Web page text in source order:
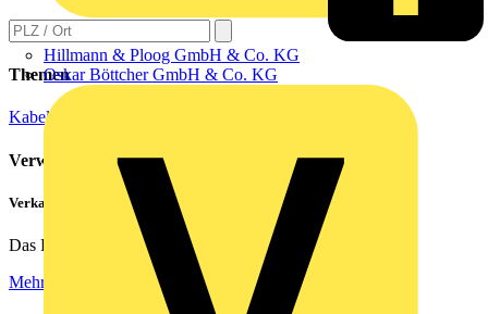
Hillmann & Ploog GmbH & Co. KG
Oskar Böttcher GmbH & Co. KG
Themen
Kabel und Leitungen
Verwandte Inhalte
Verkabelung von Rechenzentren
Das Rechenzentrum ist das Herzstück eines jeden...
Mehr lesen